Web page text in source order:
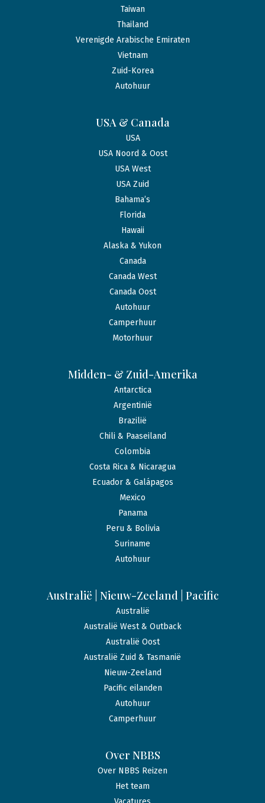
Taiwan
Thailand
Verenigde Arabische Emiraten
Vietnam
Zuid-Korea
Autohuur
USA & Canada
USA
USA Noord & Oost
USA West
USA Zuid
Bahama’s
Florida
Hawaii
Alaska & Yukon
Canada
Canada West
Canada Oost
Autohuur
Camperhuur
Motorhuur
Midden- & Zuid-Amerika
Antarctica
Argentinië
Brazilië
Chili & Paaseiland
Colombia
Costa Rica & Nicaragua
Ecuador & Galápagos
Mexico
Panama
Peru & Bolivia
Suriname
Autohuur
Australië | Nieuw-Zeeland | Pacific
Australië
Australië West & Outback
Australië Oost
Australië Zuid & Tasmanië
Nieuw-Zeeland
Pacific eilanden
Autohuur
Camperhuur
Over NBBS
Over NBBS Reizen
Het team